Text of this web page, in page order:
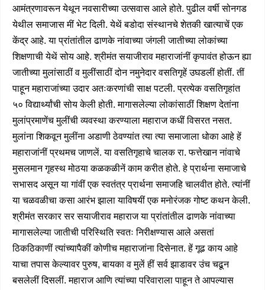
आमंत्रणावरून येथून नवसारीच्या उत्सवास आले होते. पुढील वर्षी सोनगड
येथील समाजास मीं भेट दिली. येथें बडोदा संस्थानचे शेतकी खात्याचें एक
केंद्र आहे. या प्रांतांतील ढाणके नांवाच्या जंगली जातीच्या लोकांच्या
शिक्षणाची येथें सोय आहे. श्रीमंत सयाजीराव महाराजांनीं कृपावंत होऊन ह्या
जातीच्या मुलांसाठीं व मुलींसाठीं दोन नमुनेदार वसतिगृहें उघडलीं होतीं. तीं
पाहून महाराजांच्या उदार अतःकरणांची साक्ष पटली. प्रत्येक वसतिगृहांत
५० विद्यार्थ्यांची सोय केली होती. मागासलेल्या लोकांसाठीं शिक्षण देतांना
मुलांप्रमाणेंच मुलींची व्यवस्था करण्याला महाराज कधीं विसरत नसत.
मुलांना शिकवून मुलींना अडाणी ठेवण्यांत त्या त्या समाजाला धोका आहे हें
महाराजांनीं प्रथमच जाणलें. या वसतिगृहाचे चालक रा. फत्तेखान नांवाचे
मुसलमान गृहस्थ मोठया कळकळीनें काम करीत होते. हे प्रार्थना समाजाचे
सभासद असून या गांवीं एक स्वतंत्र प्रार्थना समाजहि चालवीत होते. त्यांनीं
या चळवळीचा कसा आरंभ झाला याविषयीं एक मनोरंजक गोष्ट कथन केली.
श्रीमंत सरकार सर सयाजीराव महाराज या प्रांतांतील ढाणके नांवाच्या
मागासलेल्या जातीची परिस्थिति स्वतः निरीक्षण्यास आले असतां
ठिकठिकाणीं त्यांच्यापैकीं कोणीच महाराजांना दिसेनात. हें गूढ काय आहे
याचा तपास केल्यावर पुरुष, बायका व मुलें हीं सर्व झाडावर उंच चढून
बसलेलीं दिसलीं. महाराज आणि त्यांच्या परिवाराला पाहून ते आपल्यास